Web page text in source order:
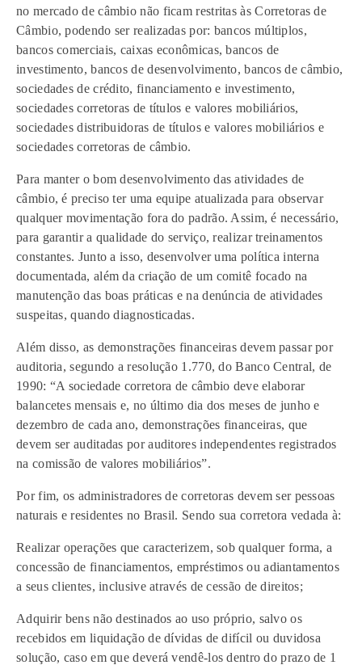
no mercado de câmbio não ficam restritas às Corretoras de
Câmbio, podendo ser realizadas por: bancos múltiplos,
bancos comerciais, caixas econômicas, bancos de
investimento, bancos de desenvolvimento, bancos de câmbio,
sociedades de crédito, financiamento e investimento,
sociedades corretoras de títulos e valores mobiliários,
sociedades distribuidoras de títulos e valores mobiliários e
sociedades corretoras de câmbio.
Para manter o bom desenvolvimento das atividades de
câmbio, é preciso ter uma equipe atualizada para observar
qualquer movimentação fora do padrão. Assim, é necessário,
para garantir a qualidade do serviço, realizar treinamentos
constantes. Junto a isso, desenvolver uma política interna
documentada, além da criação de um comitê focado na
manutenção das boas práticas e na denúncia de atividades
suspeitas, quando diagnosticadas.
Além disso, as demonstrações financeiras devem passar por
auditoria, segundo a resolução 1.770, do Banco Central, de
1990: “A sociedade corretora de câmbio deve elaborar
balancetes mensais e, no último dia dos meses de junho e
dezembro de cada ano, demonstrações financeiras, que
devem ser auditadas por auditores independentes registrados
na comissão de valores mobiliários”.
Por fim, os administradores de corretoras devem ser pessoas
naturais e residentes no Brasil. Sendo sua corretora vedada à:
Realizar operações que caracterizem, sob qualquer forma, a
concessão de financiamentos, empréstimos ou adiantamentos
a seus clientes, inclusive através de cessão de direitos;
Adquirir bens não destinados ao uso próprio, salvo os
recebidos em liquidação de dívidas de difícil ou duvidosa
solução, caso em que deverá vendê-los dentro do prazo de 1